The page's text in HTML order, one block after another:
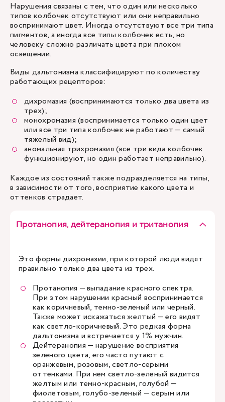
Нарушения связаны с тем, что один или несколько
типов колбочек отсутствуют или они неправильно
воспринимают цвет. Иногда отсутствуют все три типа
пигментов, а иногда все типы колбочек есть, но
человеку сложно различать цвета при плохом
освещении.
Виды дальтонизма классифицируют по количеству
работающих рецепторов:
дихромазия (воспринимаются только два цвета из
трех);
монохромазия (воспринимается только один цвет
или все три типа колбочек не работают — самый
тяжелый вид);
аномальная трихромазия (все три вида колбочек
функционируют, но один работает неправильно).
Каждое из состояний также подразделяется на типы,
в зависимости от того, восприятие какого цвета и
оттенков страдает.
Протанопия, дейтеранопия и тританопия
Это формы дихромазии, при которой люди видят
правильно только два цвета из трех.
Протанопия — выпадание красного спектра.
При этом нарушении красный воспринимается
как коричневый, темно-зеленый или черный.
Также может искажаться желтый — его видят
как светло-коричневый. Это редкая форма
дальтонизма и встречается у 1% мужчин.
Дейтеранопия — нарушение восприятия
зеленого цвета, его часто путают с
оранжевым, розовым, светло-серыми
оттенками. При нем светло-зеленый видится
желтым или темно-красным, голубой —
фиолетовым, голубо-зеленый — серым или